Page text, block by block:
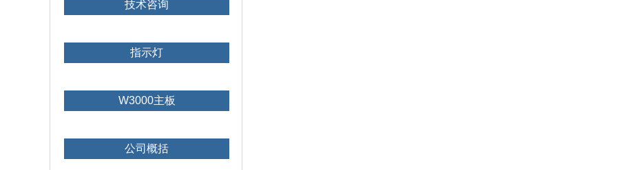
技术咨询
指示灯
W3000主板
公司概括